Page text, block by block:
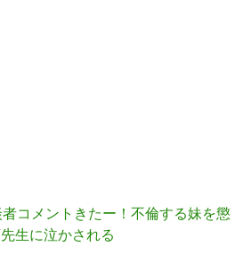
コメントきたー！不倫する妹を懲
生に泣かされる